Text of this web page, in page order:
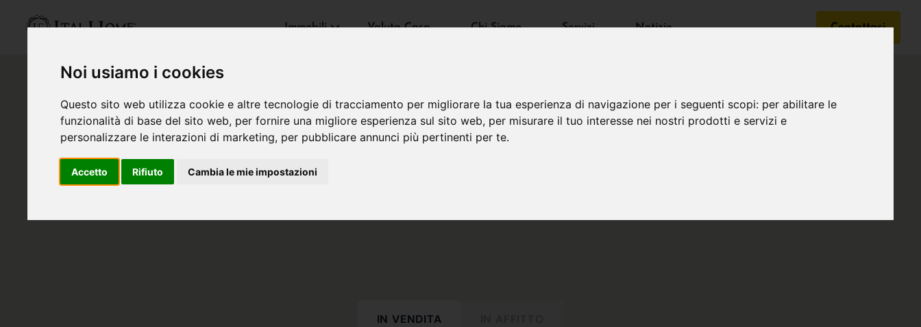
Noi usiamo i cookies
Questo sito web utilizza cookie e altre tecnologie di tracciamento per migliorare la tua esperienza di navigazione per i seguenti scopi: per abilitare le
funzionalità di base del sito web, per fornire una migliore esperienza sul sito web, per misurare il tuo interesse nei nostri prodotti e servizi e
personalizzare le interazioni di marketing, per pubblicare annunci più pertinenti per te.
Accetto Rifiuto Cambia le mie impostazioni
Immobili Valuta Casa Chi Siamo Servizi Notizie Contattaci
IN VENDITA